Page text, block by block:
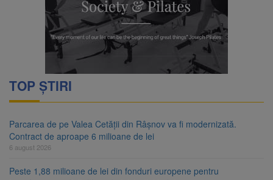
TOP ȘTIRI
Parcarea de pe Valea Cetății din Râșnov va fi modernizată.
Contract de aproape 6 milioane de lei
6 august 2026
Peste 1,88 milioane de lei din fonduri europene pentru